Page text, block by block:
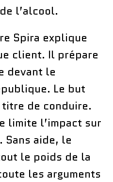
l’alcool.
Spira explique
client. Il prépare
devant le
Le but
de conduire.
limite l’impact sur
Sans aide, le
le poids de la
les arguments